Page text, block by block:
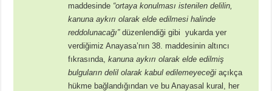
maddesinde “ortaya konulması istenilen delilin,
kanuna aykırı olarak elde edilmesi halinde
reddolunacağı”düzenlendiği gibi yukarda yer
verdiğimiz Anayasa’nın 38. maddesinin altıncı
fıkrasında,kanuna aykırı olarak elde edilmiş
bulguların delil olarak kabul edilemeyeceği açıkça
hükme bağlandığından ve bu Anayasal kural, her